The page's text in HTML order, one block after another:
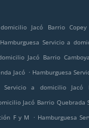
Jacó Barrio Copey
Hamburguesa Servicio a
Jacó Barrio Camboya
Jacó . Hamburguesa
Servicio a domicilio Jacó
Jacó Barrio Quebrada
F y M
. Hamburguesa